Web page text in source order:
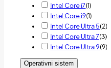
Intel Core i7(1)
Intel Core i9(1)
Intel Core Ultra 5(2)
Intel Core Ultra 7(3)
Intel Core Ultra 9(9)
Operativni sistem